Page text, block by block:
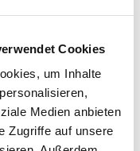
Cookies
um Inhalte
Medien anbieten
Zugriffe auf unsere
1:6 verloren
1:2 verloren
2:0 gewonnen